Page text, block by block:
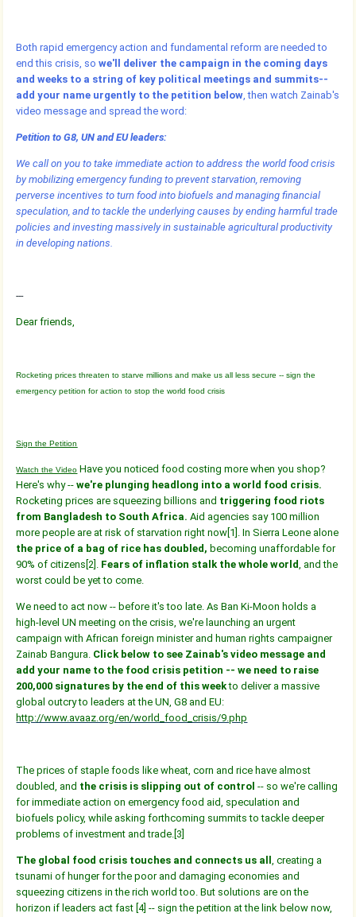
Both rapid emergency action and fundamental reform are needed to
end this crisis, sowe'll deliver the campaign in the coming days
and weeks to a string of key political meetings and summits--
add your name urgently to the petition below, then watch Zainab's
video message and spread the word:
Petition to G8, UN and EU leaders:
We call on you to take immediate action to address the world food crisis
by mobilizing emergency funding to prevent starvation, removing
perverse incentives to turn food into biofuels and managing financial
speculation, and to tackle the underlying causes by ending harmful trade
policies and investing massively in sustainable agricultural productivity
in developing nations.
---
Dear friends,
Rocketing prices threaten to starve millions and make us all less secure -- sign the
emergency petition for action to stop the world food crisis
Sign the Petition
Watch the Video Have you noticed food costing more when you shop?
Here's why --we're plunging headlong into a world food crisis.
Rocketing prices are squeezing billions and triggering food riots
from Bangladesh to South Africa. Aid agencies say 100 million
more people are at risk of starvation right now[1]. In Sierra Leone alone
the price of a bag of rice has doubled, becoming unaffordable for
90% of citizens[2]. Fears of inflation stalk the whole world, and the
worst could be yet to come.
We need to act now -- before it's too late. As Ban Ki-Moon holds a
high-level UN meeting on the crisis, we're launching an urgent
campaign with African foreign minister and human rights campaigner
Zainab Bangura. Click below to see Zainab's video message and
add your name to the food crisis petition -- we need to raise
200,000 signatures by the end of this weekto deliver a massive
global outcry to leaders at the UN, G8 and EU:
http://www.avaaz.org/en/world_food_crisis/9.php
The prices of staple foods like wheat, corn and rice have almost
doubled, and the crisis is slipping out of control -- so we're calling
for immediate action on emergency food aid, speculation and
biofuels policy, while asking forthcoming summits to tackle deeper
problems of investment and trade.[3]
The global food crisis touches and connects us all, creating a
tsunami of hunger for the poor and damaging economies and
squeezing citizens in the rich world too. But solutions are on the
horizon if leaders act fast [4] -- sign the petition at the link below now,